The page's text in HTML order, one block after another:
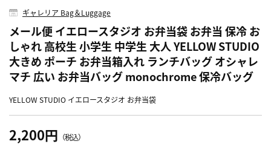
ギャレリア Bag＆Luggage
メール便 イエロースタジオ お弁当袋 お弁当 保冷 お
しゃれ 高校生 小学生 中学生 大人 YELLOW STUDIO
大きめ ポーチ お弁当箱入れ ランチバッグ オシャレ
マチ 広い お弁当バッグ monochrome 保冷バッグ
YELLOW STUDIO イエロースタジオ お弁当袋
2,200円 （税込）